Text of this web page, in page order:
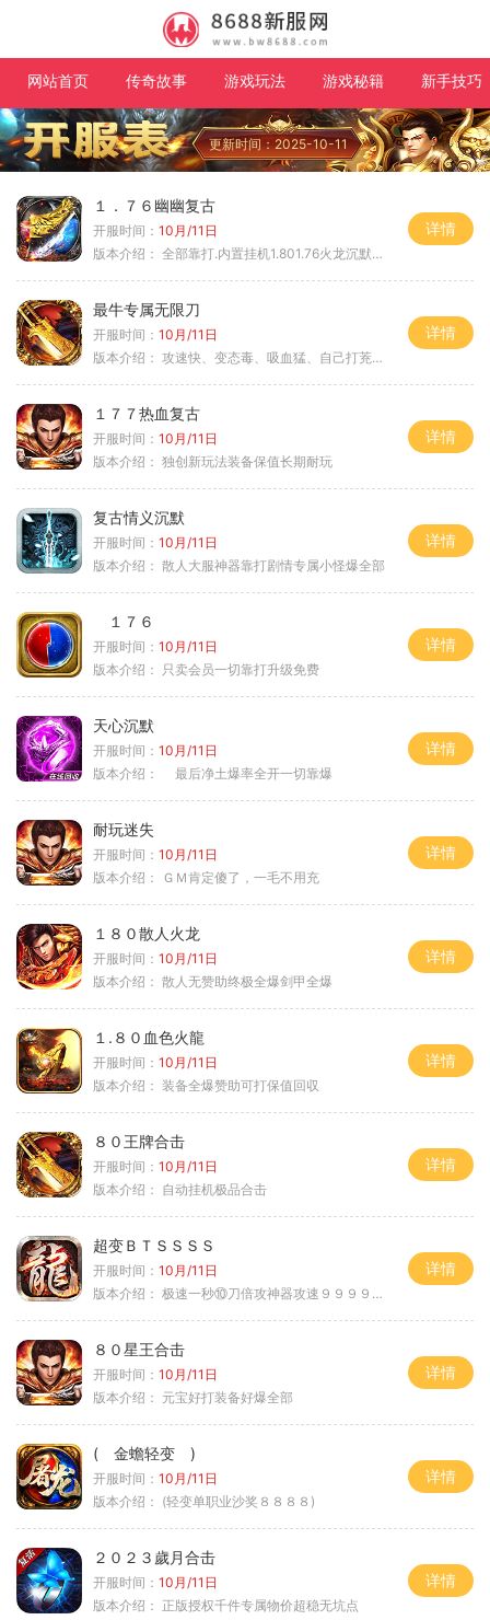
网站首页 传奇故事 游戏玩法 游戏秘籍 新手技巧
更新时间：2025-10-11
１．７６幽幽复古
开服时间： 10月/11日
版本介绍： 全部靠打.内置挂机1.801.76火龙沉默微变
详情
最牛专属无限刀
开服时间： 10月/11日
版本介绍： 攻速快、变态毒、吸血猛、自己打茺值玩
详情
１７７热血复古
开服时间： 10月/11日
版本介绍： 独创新玩法装备保值长期耐玩
详情
复古情义沉默
开服时间： 10月/11日
版本介绍： 散人大服神器靠打剧情专属小怪爆全部
详情
１７６
开服时间： 10月/11日
版本介绍： 只卖会员一切靠打升级免费
详情
天心沉默
开服时间： 10月/11日
版本介绍：
最后净土爆率全开一切靠爆
详情
耐玩迷失
开服时间： 10月/11日
版本介绍：
ＧＭ肯定傻了，一毛不用充
详情
１８０散人火龙
开服时间： 10月/11日
版本介绍： 散人无赞助终极全爆剑甲全爆
详情
１.８０血色火龍
开服时间： 10月/11日
版本介绍： 装备全爆赞助可打保值回収
详情
８０王牌合击
开服时间： 10月/11日
版本介绍： 自动挂机极品合击
详情
超变ＢＴＳＳＳＳ
开服时间： 10月/11日
版本介绍： 极速一秒⑩刀倍攻神器攻速９９９９①挑
详情
８０星王合击
开服时间： 10月/11日
版本介绍： 元宝好打装备好爆全部
详情
( 金蟾轻变 )
开服时间： 10月/11日
版本介绍： (轻变单职业沙奖８８８８)
详情
２０２３歲月合击
开服时间： 10月/11日
版本介绍： 正版授权千件专属物价超稳无坑点
详情